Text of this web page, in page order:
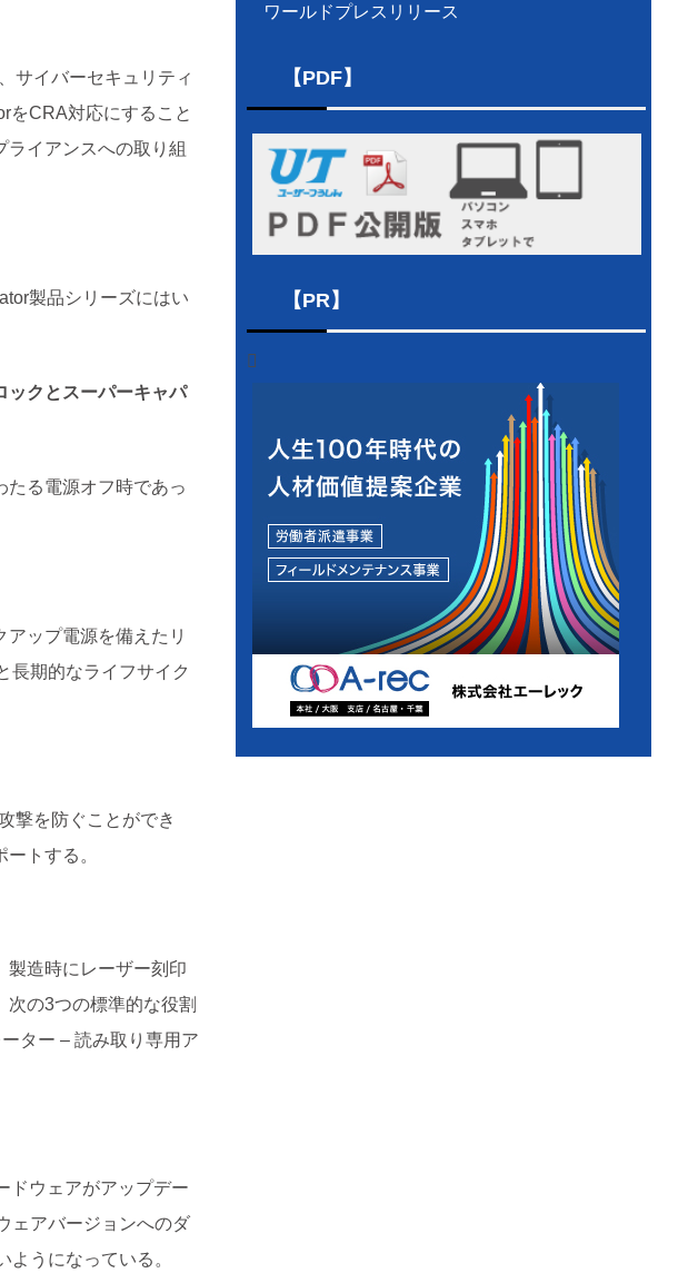
サイバーセキュリティ
をCRA対応にすること
イアンスへの取り組
製品シリーズにはい
クとスーパーキャパ
たる電源オフ時であっ
ップ電源を備えたリ
長期的なライフサイク
撃を防ぐことができ
トする。
製造時にレーザー刻印
の3つの標準的な役割
ター – 読み取り専用ア
ドウェアがアップデー
ェアバージョンへのダ
うになっている。
ワールドプレスリリース
【PDF】
【PR】